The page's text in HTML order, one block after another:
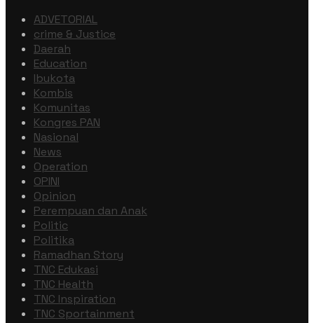
ADVETORIAL
crime & Justice
Daerah
Education
Ibukota
Kombis
Komunitas
Kongres PAN
Nasional
News
Operation
OPINI
Opinion
Perempuan dan Anak
Politic
Politika
Ramadhan Story
TNC Edukasi
TNC Health
TNC Inspiration
TNC Sportainment